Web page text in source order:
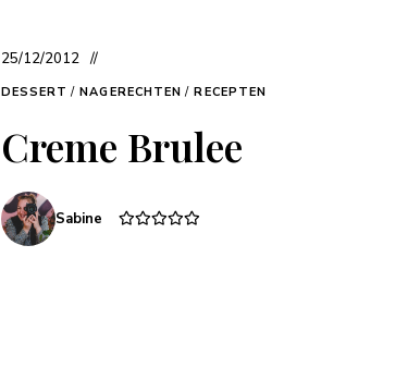
25/12/2012
DESSERT / NAGERECHTEN / RECEPTEN
Creme Brulee
Sabine